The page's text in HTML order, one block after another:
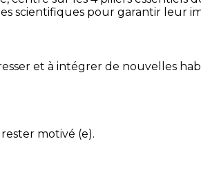
scientifiques pour garantir leur
et à intégrer de nouvelles
motivé (e).